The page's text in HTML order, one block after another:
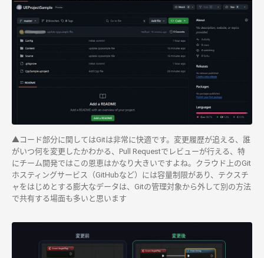
▲コード部分に関してはGitは非常に快適です。変更履歴が追える、誰
がいつ何を変更したかわかる、Pull Requestでレビューが行える、特
にチーム開発ではこの恩恵はかなり大きいですよね。クラウド上のGit
ホスティングサービス（GitHubなど）には容量制限があり、テクスチ
ャをはじめとする膨大なデータは、Gitの管理対象から外して別の方法
で共有する場面も多いと思います